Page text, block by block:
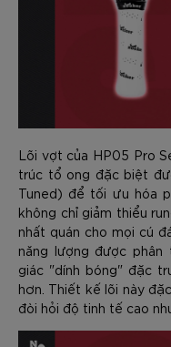
Lõi vợt của HP05 Pro
trúc tổ ong đặc biệt
Tuned) để tối ưu hóa
không chỉ giảm thiểu
nhất quán cho mọi cú
năng lượng được
giác "dính bóng" đặc
hơn. Thiết kế lõi này
đòi hỏi độ tinh tế cao